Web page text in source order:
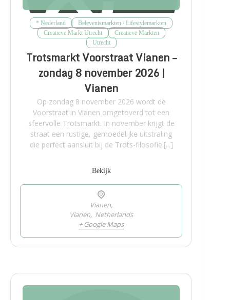
* Nederland
Belevenismarkten / Lifestylemarkten
Creatieve Markt Utrecht
Creatieve Markten
Utrecht
Trotsmarkt Voorstraat Vianen –
zondag 8 november 2026 |
Vianen
Op zondag 8 november 2026 wordt de
Voorstraat in Vianen omgetoverd tot een
sfeervolle Trotsmarkt. In november krijgt de
straat een rustige, gemoedelijke uitstraling
die perfect aansluit bij de Trots-filosofie.[...]
Bekijk
Vianen,
Vianen, Netherlands
+ Google Maps